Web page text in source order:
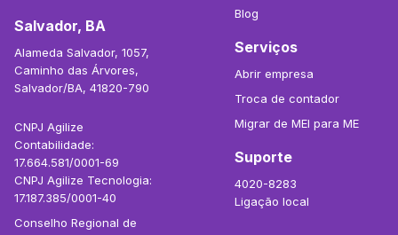
Salvador, BA
Alameda Salvador, 1057,
Caminho das Árvores,
Salvador/BA, 41820-790
CNPJ Agilize
Contabilidade:
17.664.581/0001-69
CNPJ Agilize Tecnologia:
17.187.385/0001-40
Conselho Regional de
Blog
Serviços
Abrir empresa
Troca de contador
Migrar de MEI para ME
Suporte
4020-8283
Ligação local